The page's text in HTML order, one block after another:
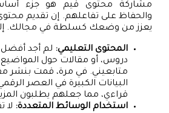
مشاركة محتوى قيم هو جزء
والحفاظ على تفاعلهم. إن تقديم
يعزز من وضعك كسلطة في مجالك.
المحتوى التعليمي: لم أجد
دروس، أو مقالات حول المواضيع
متابعيني. في مرة، قمت بنشر
البيانات الكبيرة في العصر
قراءي، مما جعلهم يطلبون
استخدام الوسائط المتعددة: لا